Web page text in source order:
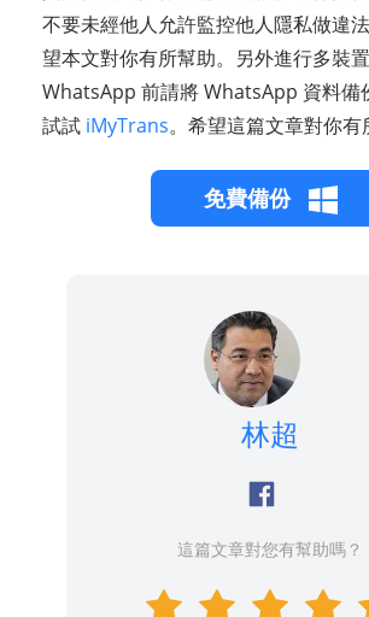
不要未經他人允許監控他人隱私做違
望本文對你有所幫助。另外進行多裝
WhatsApp 前請將 WhatsApp 資料備
試試 iMyTrans。希望這篇文章對你有
免費備份
林超
這篇文章對您有幫助嗎？